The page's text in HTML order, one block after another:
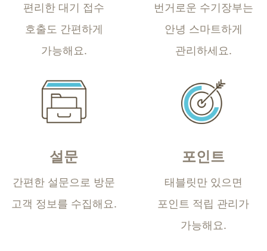
편리한 대기 접수
호출도 간편하게
가능해요.
번거로운 수기장부는
안녕 스마트하게
관리하세요.
설문
간편한 설문으로 방문
고객 정보를 수집해요.
포인트
태블릿만 있으면
포인트 적립 관리가
가능해요.